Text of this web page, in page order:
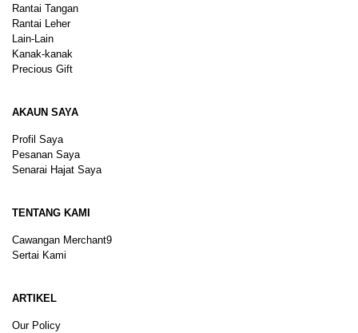
Rantai Tangan
Rantai Leher
Lain-Lain
Kanak-kanak
Precious Gift
AKAUN SAYA
Profil Saya
Pesanan Saya
Senarai Hajat Saya
TENTANG KAMI
Cawangan Merchant9
Sertai Kami
ARTIKEL
Our Policy